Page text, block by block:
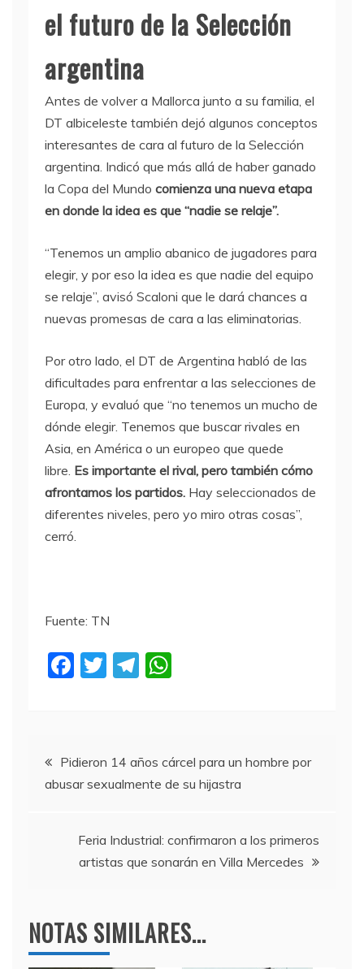
el futuro de la Selección
argentina
Antes de volver a Mallorca junto a su familia, el
DT albiceleste también dejó algunos conceptos
interesantes de cara al futuro de la Selección
argentina. Indicó que más allá de haber ganado
la Copa del Mundo comienza una nueva etapa
en donde la idea es que “nadie se relaje”.
“Tenemos un amplio abanico de jugadores para
elegir, y por eso la idea es que nadie del equipo
se relaje”, avisó Scaloni que le dará chances a
nuevas promesas de cara a las eliminatorias.
Por otro lado, el DT de Argentina habló de las
dificultades para enfrentar a las selecciones de
Europa, y evaluó que “no tenemos un mucho de
dónde elegir. Tenemos que buscar rivales en
Asia, en América o un europeo que quede
libre. Es importante el rival, pero también cómo
afrontamos los partidos. Hay seleccionados de
diferentes niveles, pero yo miro otras cosas”,
cerró.
Fuente: TN
F
b
o
k
T
T
a
m
A
p
Navegación
de
entradas
Pidieron 14 años cárcel para un hombre por
abusar sexualmente de su hijastra
Feria Industrial: confirmaron a los primeros
artistas que sonarán en Villa Mercedes
NOTAS SIMILARES...